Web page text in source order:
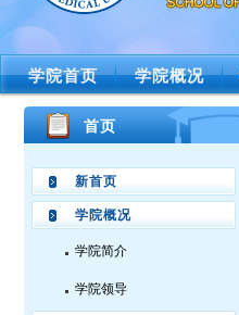
学院首页 学院概况
首页
新首页
学院概况
学院简介
学院领导